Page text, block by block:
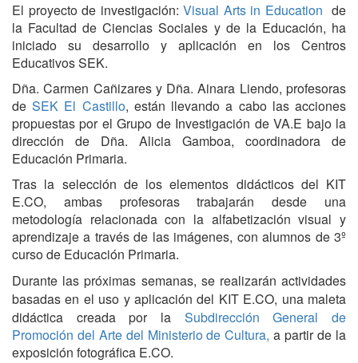
El proyecto de investigación:Visual Arts in Education de
la Facultad de Ciencias Sociales y de la Educación, ha
iniciado su desarrollo y aplicación en los Centros
Educativos SEK.
Dña. Carmen Cañizares y Dña. Ainara Liendo, profesoras
deSEK El Castillo, están llevando a cabo las acciones
propuestas por el Grupo de Investigación de VA.E bajo la
dirección de Dña. Alicia Gamboa, coordinadora de
Educación Primaria.
Tras la selección de los elementos didácticos del KIT
E.CO, ambas profesoras trabajarán desde una
metodología relacionada con la alfabetización visual y
aprendizaje a través de las imágenes, con alumnos de 3º
curso de Educación Primaria.
Durante las próximas semanas, se realizarán actividades
basadas en el uso y aplicación del KIT E.CO, una maleta
didáctica creada por la Subdirección General de
Promoción del Arte del Ministerio de Cultura, a partir de la
exposición fotográfica E.CO.